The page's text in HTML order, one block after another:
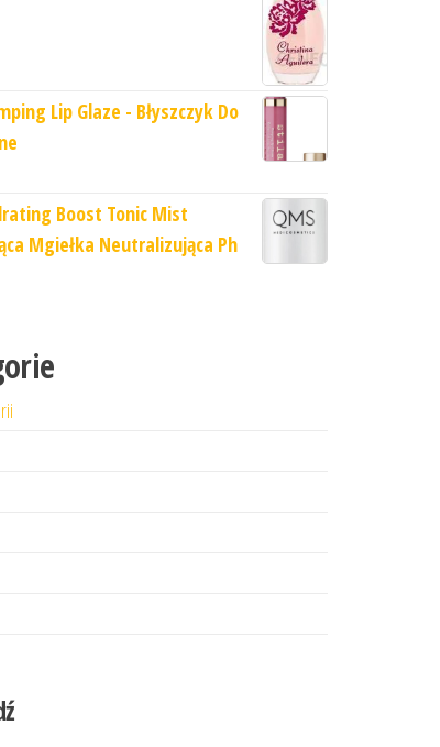
Lip Glaze - Błyszczyk Do
Boost Tonic Mist
Mgiełka Neutralizująca Ph